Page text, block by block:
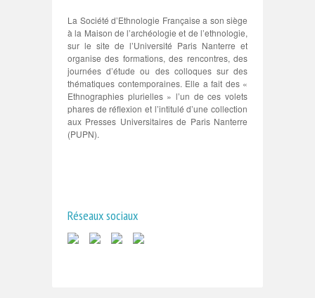
La Société d’Ethnologie Française a son siège
à la Maison de l’archéologie et de l’ethnologie,
sur le site de l’Université Paris Nanterre et
organise des formations, des rencontres, des
journées d’étude ou des colloques sur des
thématiques contemporaines. Elle a fait des «
Ethnographies plurielles » l’un de ces volets
phares de réflexion et l’intitulé d’une collection
aux Presses Universitaires de Paris Nanterre
(PUPN).
Réseaux sociaux